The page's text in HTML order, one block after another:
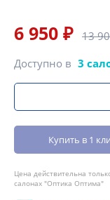
6 950 ₽ 13
Доступно в 3
Купить в 1
Цена действительна
салонах "Оптика Оптима"